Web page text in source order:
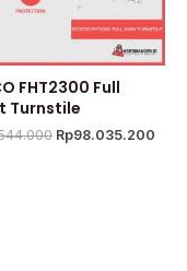
FHT2300 Full
Turnstile
Rp98.035.200